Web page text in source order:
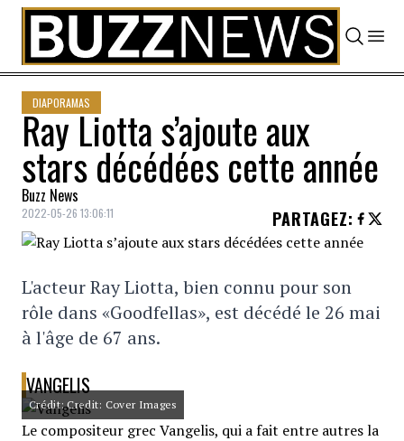
Skip to content
DIAPORAMAS
Ray Liotta s’ajoute aux
stars décédées cette année
Buzz News
2022-05-26 13:06:11 PARTAGEZ:
L'acteur Ray Liotta, bien connu pour son
rôle dans «Goodfellas», est décédé le 26 mai
à l'âge de 67 ans.
VANGELIS
Crédit: Credit: Cover Images
Le compositeur grec Vangelis, qui a fait entre autres la